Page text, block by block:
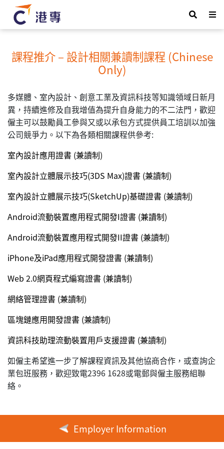
課程推介 – 設計相關兼讀制課程 (Chinese
Only)
多媒體、室內設計、創意工業及資訊科技等知識領域日新月
異，持續進修及自我增值為提升自身能力的不二法門，歡迎
僱主可以鼓勵員工參與又或以承包方式提供員工培訓以加強
公司競爭力。以下為各類相關課程供參考:
室內設計應用證書 (兼讀制)
室內設計立體展示技巧(3DS Max)證書 (兼讀制)
室內設計立體展示技巧(SketchUp)基礎證書 (兼讀制)
Android流動裝置應用程式開發I證書 (兼讀制)
Android流動裝置應用程式開發II證書 (兼讀制)
iPhone及iPad應用程式開發證書 (兼讀制)
Web 2.0網頁程式編寫證書 (兼讀制)
網絡管理證書 (兼讀制)
區塊鏈應用開發證書 (兼讀制)
資訊科技助理流動裝置用戶支援證書 (兼讀制)
如僱主希望進一步了解課程資訊及其他協商合作，或查詢企
業包班服務，歡迎致電2396 1628或電郵與僱主服務組聯
絡。
Employer Information